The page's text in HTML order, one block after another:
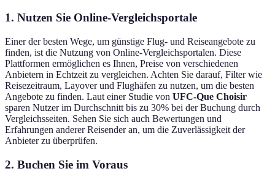
1. Nutzen Sie Online-Vergleichsportale
Einer der besten Wege, um günstige Flug- und Reiseangebote zu
finden, ist die Nutzung von Online-Vergleichsportalen. Diese
Plattformen ermöglichen es Ihnen, Preise von verschiedenen
Anbietern in Echtzeit zu vergleichen. Achten Sie darauf, Filter wie
Reisezeitraum, Layover und Flughäfen zu nutzen, um die besten
Angebote zu finden. Laut einer Studie von UFC-Que Choisir
sparen Nutzer im Durchschnitt bis zu 30% bei der Buchung durch
Vergleichsseiten. Sehen Sie sich auch Bewertungen und
Erfahrungen anderer Reisender an, um die Zuverlässigkeit der
Anbieter zu überprüfen.
2. Buchen Sie im Voraus